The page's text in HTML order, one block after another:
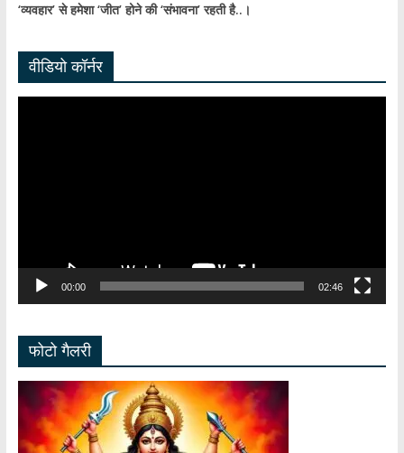
‘व्यवहार’ से हमेशा ‘जीत’ होने की ‘संभावना’ रहती है..।
वीडियो कॉर्नर
00:00 02:46
फोटो गैलरी